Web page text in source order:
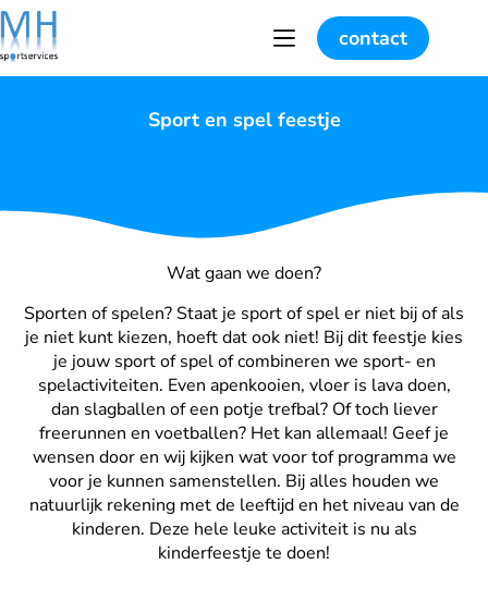
contact
Sport en spel feestje
Wat gaan we doen?
Sporten of spelen? Staat je sport of spel er niet bij of als
je niet kunt kiezen, hoeft dat ook niet! Bij dit feestje kies
je jouw sport of spel of combineren we sport- en
spelactiviteiten. Even apenkooien, vloer is lava doen,
dan slagballen of een potje trefbal? Of toch liever
freerunnen en voetballen? Het kan allemaal! Geef je
wensen door en wij kijken wat voor tof programma we
voor je kunnen samenstellen. Bij alles houden we
natuurlijk rekening met de leeftijd en het niveau van de
kinderen. Deze hele leuke activiteit is nu als
kinderfeestje te doen!